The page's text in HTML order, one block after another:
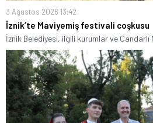
3 Ağustos 2026 13:42
İznik’te Maviyemiş festivali coşkusu
İznik Belediyesi, ilgili kurumlar ve Candarlı